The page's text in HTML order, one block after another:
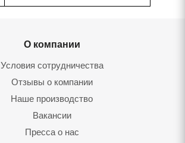
О компании
Условия сотрудничества
Отзывы о компании
Наше производство
Вакансии
Пресса о нас